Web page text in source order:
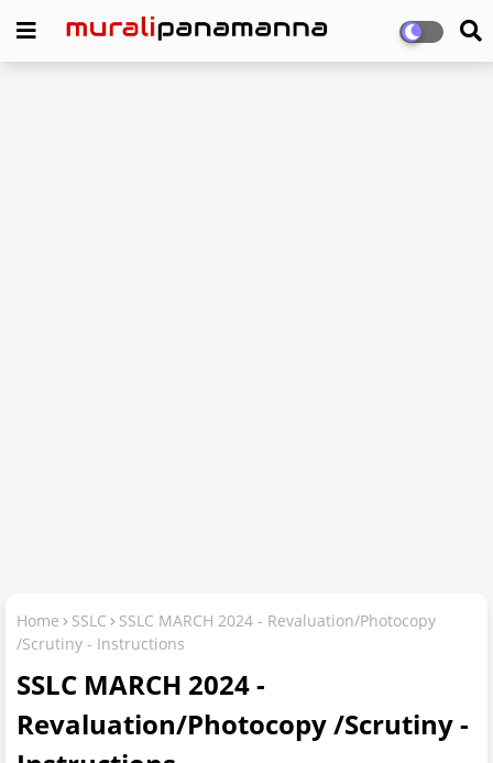
Home SSLC
SSLC MARCH 2024 - Revaluation/Photocopy
/Scrutiny - Instructions
SSLC MARCH 2024 -
Revaluation/Photocopy /Scrutiny -